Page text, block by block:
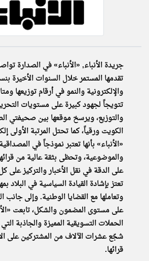
أهم اخبار لبنان
جريدة الأنباء, «الأنباء» في الصدارة
تقدمها المستمر خلال السنوات الأخيرة
والإلكترونية والنمو في أرقام توزيعها
تتويجاً لجهود كبيرة على مستويات
والتوزيع، ويرسخ موقعها بين صحيفتي
الكويت ورقياً، كما تحتل المرتبة الأولى
«الأنباء» بأنها تعتبر نموذجاً في
والموضوعية، وتحظى بثقة عالية من
على الدقة في نقل الأخبار والتركيز على
تعتز بإشادة القيادة السياسية في البلاد
وتعاملها مع القضايا الوطنية. وإلى جانب
على مستوى المضمون والشكل، تابعت
الحملات التسويقية المميزة والجاذبة
شجّع عشرات الآلاف من المشتركين على
قرائها.